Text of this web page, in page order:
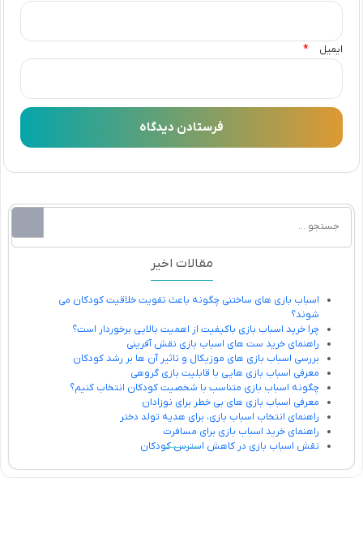
ایمیل *
مقالات اخیر
اسباب بازی های ساختنی چگونه باعث تقویت خلاقیت کودکان می
شوند؟
چرا خرید اسباب بازی باکیفیت از اهمیت بالایی برخوردار است؟
راهنمای خرید ست های اسباب بازی نقش آفرینی
بررسی اسباب بازی های موزیکال و تاثیر آن ها بر رشد کودکان
معرفی اسباب بازی هایی با قابلیت بازی گروهی
چگونه اسباب بازی متناسب با شخصیت کودکان انتخاب کنیم؟
معرفی اسباب بازی های بی خطر برای نوزادان
راهنمای انتخاب اسباب بازی، برای هدیه تولد دختر
راهنمای خرید اسباب بازی برای مسافرت
نقش اسباب بازی در کاهش استرس کودکان